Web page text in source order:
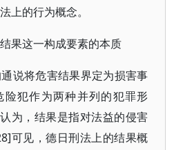
上的行为概念。
果这一构成要素的本质
说将危害结果界定为损害事
犯作为两种并列的犯罪形
为，结果是指对法益的侵害
可见，德日刑法上的结果概